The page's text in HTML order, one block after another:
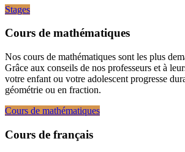
Stages
Cours de mathématiques
Nos cours de mathématiques sont les plus
Grâce aux conseils de nos professeurs et à
votre enfant ou votre adolescent progresse
géométrie ou en fraction.
Cours de mathématiques
Cours de français